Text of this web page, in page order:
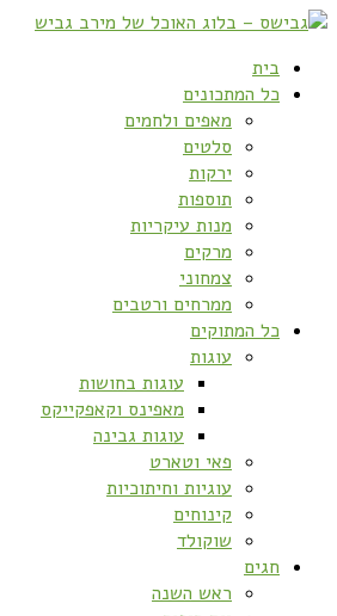
בית
כל המתכונים
מאפים ולחמים
סלטים
ירקות
תוספות
מנות עיקריות
מרקים
צמחוני
ממרחים ורטבים
כל המתוקים
עוגות
עוגות בחושות
מאפינס וקאפקייקס
עוגות גבינה
פאי וטארט
עוגיות וחיתוכיות
קינוחים
שוקולד
חגים
ראש השנה